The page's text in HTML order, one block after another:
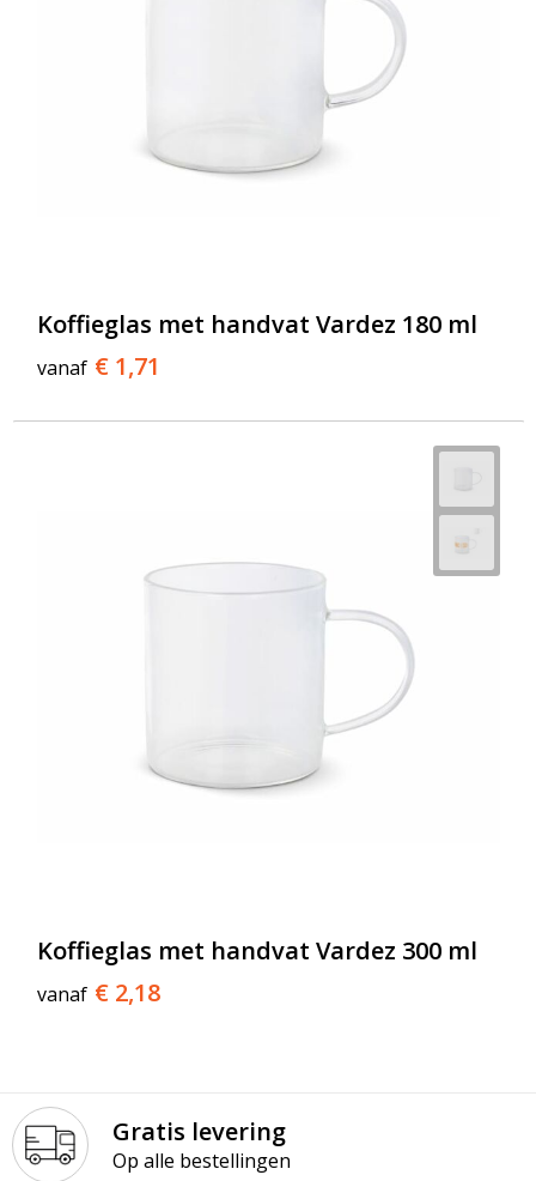
Koffieglas met handvat Vardez 180 ml
vanaf € 1,71
Koffieglas met handvat Vardez 300 ml
vanaf € 2,18
Gratis levering
Op alle bestellingen